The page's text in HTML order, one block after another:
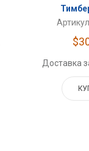
Доставка